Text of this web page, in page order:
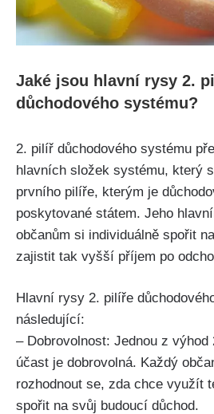
Jaké jsou hlavní rysy 2.
důchodového systému?
2. pilíř důchodového systému
hlavních složek systému, který
prvního pilíře, kterým je
poskytované státem. Jeho
občanům si individuálně spořit
zajistit tak vyšší příjem po
Hlavní rysy 2. pilíře
následující:
– Dobrovolnost: Jednou z
účast je dobrovolná. Každý
rozhodnout se, zda chce využít
spořit na svůj budoucí důchod.